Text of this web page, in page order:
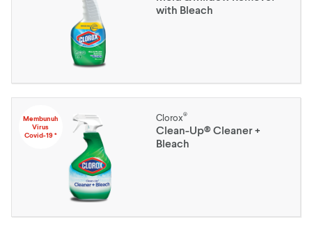
with Bleach
Membunuh
Virus
Covid-19 *
Clorox®
Clean-Up® Cleaner +
Bleach